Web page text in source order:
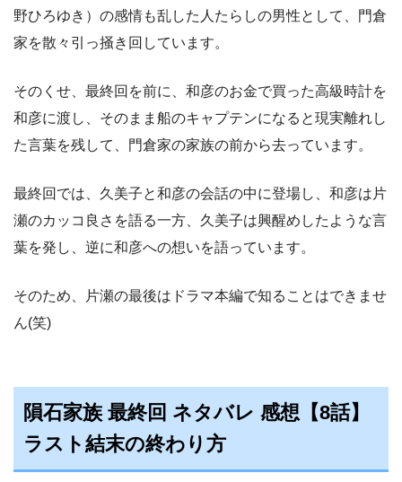
野ひろゆき）の感情も乱した人たらしの男性として、門倉
家を散々引っ掻き回しています。
そのくせ、最終回を前に、和彦のお金で買った高級時計を
和彦に渡し、そのまま船のキャプテンになると現実離れし
た言葉を残して、門倉家の家族の前から去っています。
最終回では、久美子と和彦の会話の中に登場し、和彦は片
瀬のカッコ良さを語る一方、久美子は興醒めしたような言
葉を発し、逆に和彦への想いを語っています。
そのため、片瀬の最後はドラマ本編で知ることはできませ
ん(笑)
隕石家族 最終回 ネタバレ 感想【8話】
ラスト結末の終わり方